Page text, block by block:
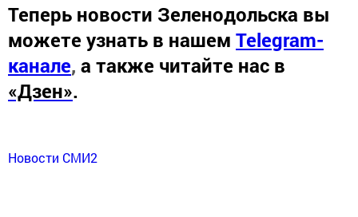
Теперь новости Зеленодольска вы
можете узнать в нашем Telegram-
канале, а также читайте нас в
«Дзен».
Новости СМИ2